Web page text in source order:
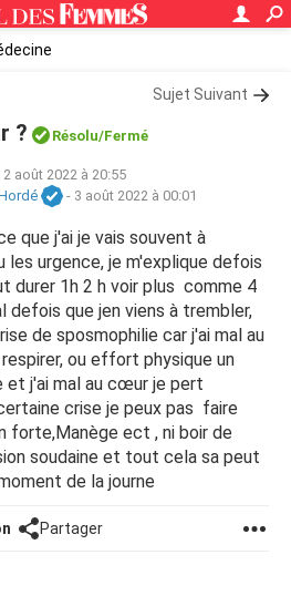
Sujet Suivant
? Résolu/Fermé
août 2022 à 20:55
- 3 août 2022 à 00:01
que j'ai je vais souvent à
les urgence, je m'explique defois
durer 1h 2 h voir plus comme 4
defois que jen viens à trembler,
de sposmophilie car j'ai mal au
ou effort physique un
et j'ai mal au cœur je pert
crise je peux pas faire
forte,Manège ect , ni boir de
soudaine et tout cela sa peut
de la journe
Partager